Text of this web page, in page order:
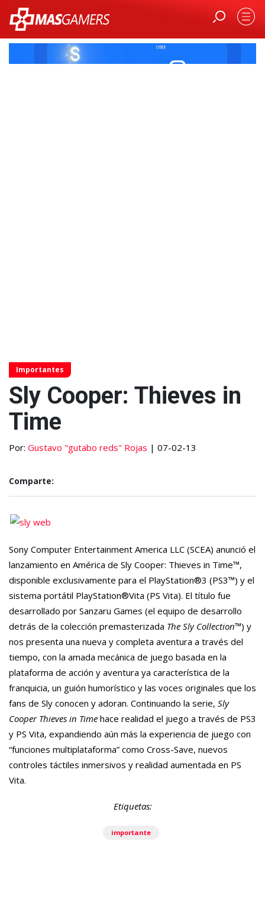
Importantes
Sly Cooper: Thieves in
Time
Por: Gustavo "gutabo reds" Rojas | 07-02-13
Comparte:
Sony Computer Entertainment America LLC (SCEA) anunció el
lanzamiento en América de Sly Cooper: Thieves in Time™,
disponible exclusivamente para el PlayStation®3 (PS3™) y el
sistema portátil PlayStation®Vita (PS Vita). El título fue
desarrollado por Sanzaru Games (el equipo de desarrollo
detrás de la colección premasterizada The Sly Collection™) y
nos presenta una nueva y completa aventura a través del
tiempo, con la amada mecánica de juego basada en la
plataforma de acción y aventura ya característica de la
franquicia, un guión humorístico y las voces originales que los
fans de Sly conocen y adoran. Continuando la serie, Sly
Cooper Thieves in Time hace realidad el juego a través de PS3
y PS Vita, expandiendo aún más la experiencia de juego con
“funciones multiplataforma” como Cross-Save, nuevos
controles táctiles inmersivos y realidad aumentada en PS
Vita.
Etiquetas:
importante